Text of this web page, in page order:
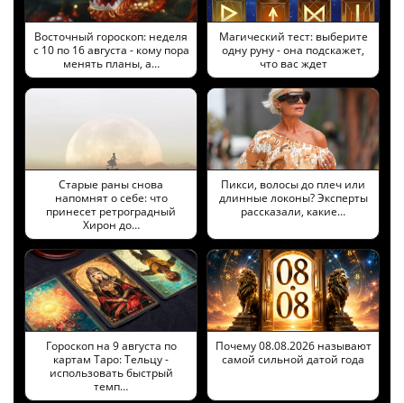
Восточный гороскоп: неделя
с 10 по 16 августа - кому пора
менять планы, а…
Магический тест: выберите
одну руну - она подскажет,
что вас ждет
Старые раны снова
напомнят о себе: что
принесет ретроградный
Хирон до…
Пикси, волосы до плеч или
длинные локоны? Эксперты
рассказали, какие…
Гороскоп на 9 августа по
картам Таро: Тельцу -
использовать быстрый
темп…
Почему 08.08.2026 называют
самой сильной датой года